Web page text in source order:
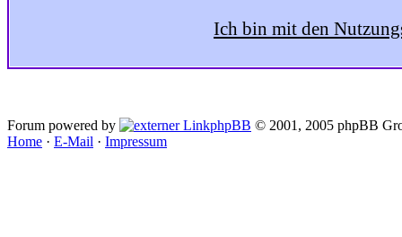
Ich bin mit den
Forum powered by phpBB © 2001, 2005 phpBB
Home · E-Mail · Impressum